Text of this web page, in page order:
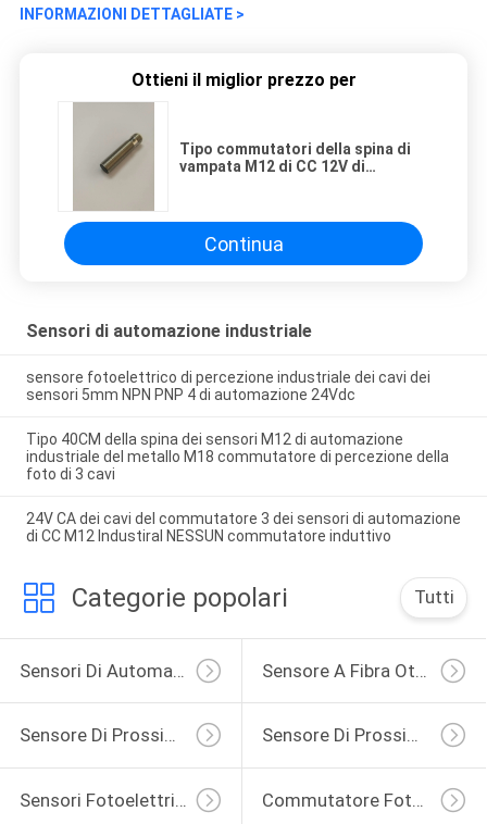
INFORMAZIONI DETTAGLIATE >
Ottieni il miglior prezzo per
Tipo commutatori della spina di
vampata M12 di CC 12V di
Continua
Sensori di automazione industriale
sensore fotoelettrico di percezione industriale dei cavi dei
sensori 5mm NPN PNP 4 di automazione 24Vdc
Tipo 40CM della spina dei sensori M12 di automazione
industriale del metallo M18 commutatore di percezione della
foto di 3 cavi
24V CA dei cavi del commutatore 3 dei sensori di automazione
di CC M12 Industiral NESSUN commutatore induttivo
Categorie popolari Tutti
Sensore Di Prossimità Induttivo Sensore Di Prossimità Capacitivo